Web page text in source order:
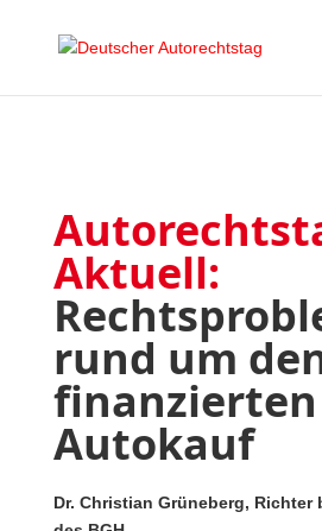
Aktuell:
rund um
finanzierten
Autokauf
Dr. Christian Grüneberg, Richter